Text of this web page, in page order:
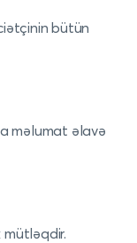
bütün
məlumat əlavə
mütləqdir.